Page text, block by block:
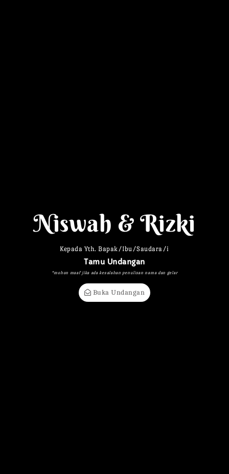
Niswah & Rizki
Kepada Yth. Bapak/Ibu/Saudara/i
Tamu Undangan
*mohon maaf jika ada kesalahan penulisan nama dan gelar
Buka Undangan